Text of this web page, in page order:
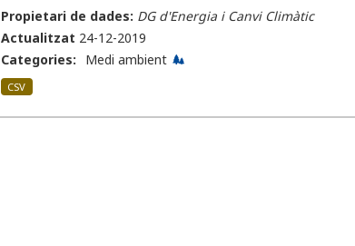
Propietari de dades: DG d'Energia i Canvi Climàtic
Actualitzat 24-12-2019
Categories:
Medi ambient
CSV